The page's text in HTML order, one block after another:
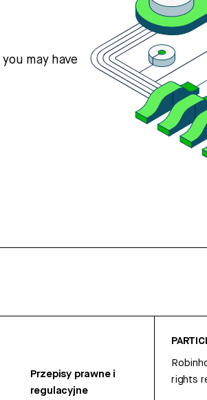
may have
Przepisy prawne i
regulacyjne
rights